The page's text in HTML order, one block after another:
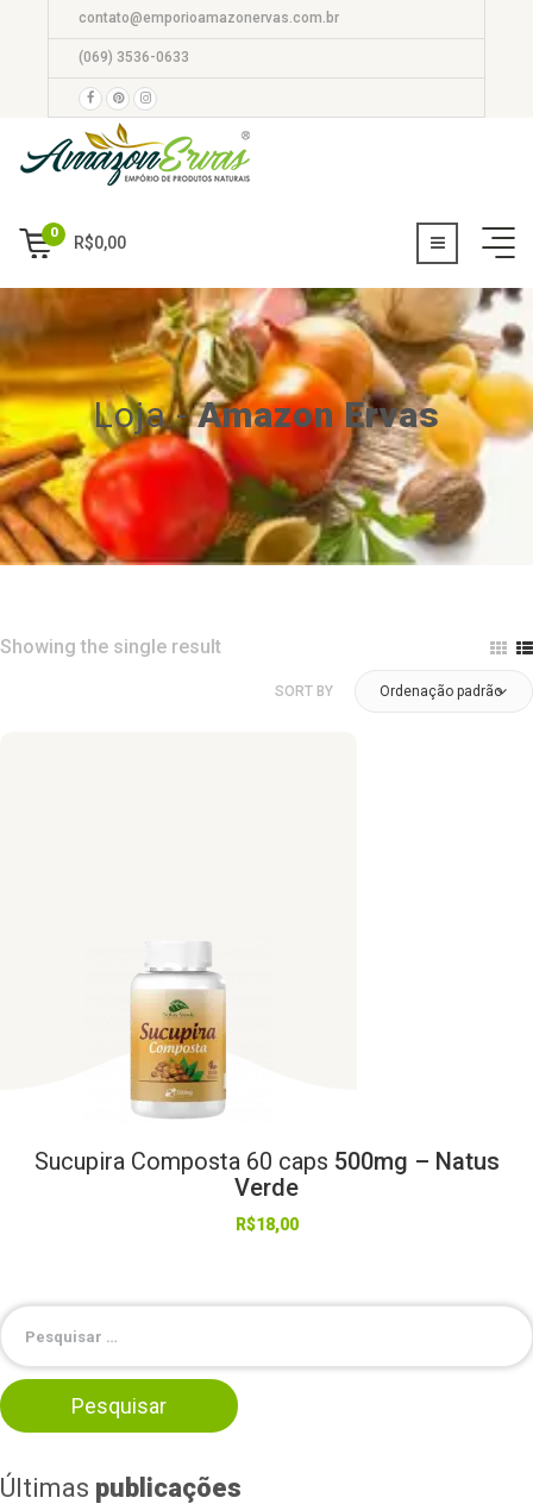
contato@emporioamazonervas.com.br
(069) 3536-0633
0
R$0,00
Loja -Amazon Ervas
Showing the single result
SORT BY Ordenação padrão
Sucupira Composta 60 caps 500mg – Natus
Verde
R$18,00
Últimas publicações